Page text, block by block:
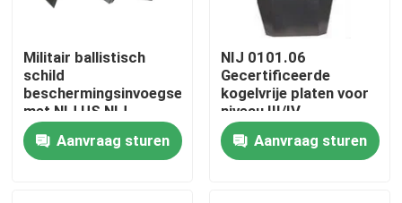
Nieuws
Vraag een offerte
Militair ballistisch
schild
beschermingsinvoegsel
met NIJ US NIJ
0101.06
Gecertificeerd
Aanvraag sturen
NIJ 0101.06
Gecertificeerde
kogelvrije platen voor
niveau III/IV
bescherming
Aanvraag sturen